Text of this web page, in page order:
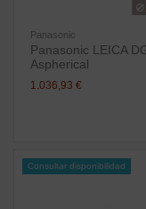
Panasonic
Panasonic LEICA
Aspherical
1.036,93 €
Consultar disponibilidad